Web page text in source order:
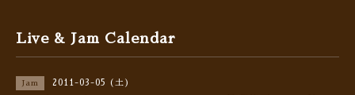
Live & Jam Calendar
Jam 2011-03-05 (土)